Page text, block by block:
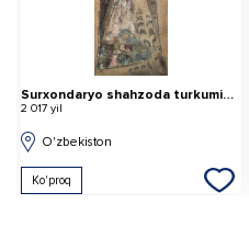
Surxondaryo shahzoda turkumidan
2 017 yil
O'zbekiston
Ko'proq